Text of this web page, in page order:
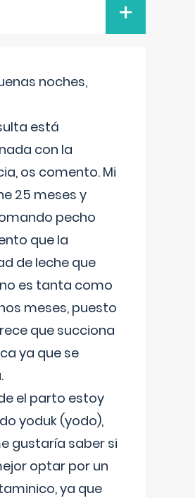
+
noches,
está
con la
os comento. Mi
25 meses y
pecho
que la
de leche que
es tanta como
meses, puesto
que succiona
ya que se
el parto estoy
yoduk (yodo),
gustaría saber si
optar por un
ya que